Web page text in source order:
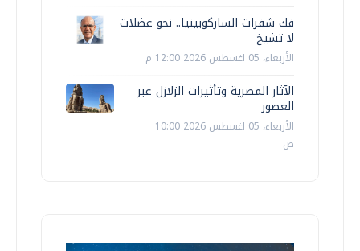
فك شفرات الساركوبينيا.. نحو عضلات
لا تشيخ
الأربعاء، 05 اغسطس 2026 12:00 م
الآثار المصرية وتأثيرات الزلازل عبر
العصور
الأربعاء، 05 اغسطس 2026 10:00
ص